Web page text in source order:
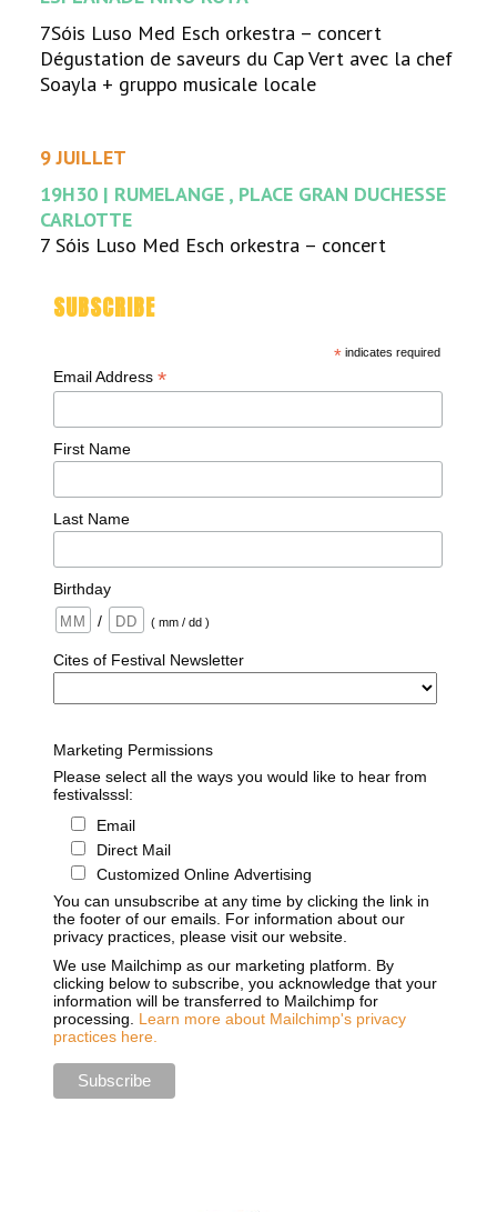
7Sóis Luso Med Esch orkestra – concert
Dégustation de saveurs du Cap Vert avec la chef
Soayla + gruppo musicale locale
9 JUILLET
19H30 | RUMELANGE , PLACE GRAN DUCHESSE
CARLOTTE
7 Sóis Luso Med Esch orkestra – concert
SUBSCRIBE
* indicates required
Email Address *
First Name
Last Name
Birthday
/
( mm / dd )
Cites of Festival Newsletter
Marketing Permissions
Please select all the ways you would like to hear from
festivalsssl:
Email
Direct Mail
Customized Online Advertising
You can unsubscribe at any time by clicking the link in
the footer of our emails. For information about our
privacy practices, please visit our website.
We use Mailchimp as our marketing platform. By
clicking below to subscribe, you acknowledge that your
information will be transferred to Mailchimp for
processing. Learn more about Mailchimp's privacy
practices here.